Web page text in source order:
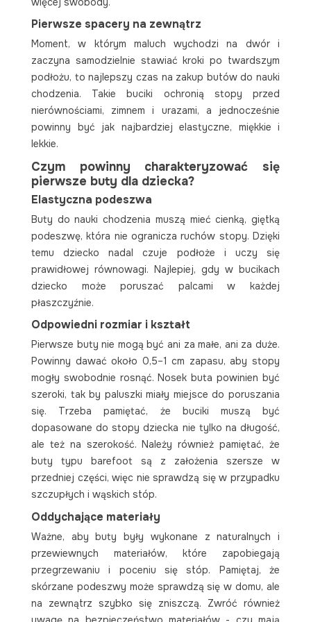
Pierwsze spacery na zewnątrz
Moment, w którym maluch wychodzi na dwór i
zaczyna samodzielnie stawiać kroki po twardszym
podłożu, to najlepszy czas na zakup butów do nauki
chodzenia. Takie buciki ochronią stopy przed
nierównościami, zimnem i urazami, a jednocześnie
powinny być jak najbardziej elastyczne, miękkie i
lekkie.
Czym powinny charakteryzować się
pierwsze buty dla dziecka?
Elastyczna podeszwa
Buty do nauki chodzenia muszą mieć cienką, giętką
podeszwę, która nie ogranicza ruchów stopy. Dzięki
temu dziecko nadal czuje podłoże i uczy się
prawidłowej równowagi. Najlepiej, gdy w bucikach
dziecko może poruszać palcami w każdej
płaszczyźnie.
Odpowiedni rozmiar i kształt
Pierwsze buty nie mogą być ani za małe, ani za duże.
Powinny dawać około 0,5–1 cm zapasu, aby stopy
mogły swobodnie rosnąć. Nosek buta powinien być
szeroki, tak by paluszki miały miejsce do poruszania
się. Trzeba pamiętać, że buciki muszą być
dopasowane do stopy dziecka nie tylko na długość,
ale też na szerokość. Należy również pamiętać, że
buty typu barefoot są z założenia szersze w
przedniej części, więc nie sprawdzą się w przypadku
szczupłych i wąskich stóp.
Oddychające materiały
Ważne, aby buty były wykonane z naturalnych i
przewiewnych materiałów, które zapobiegają
przegrzewaniu i poceniu się stóp. Pamiętaj, że
skórzane podeszwy może sprawdzą się w domu, ale
na zewnątrz szybko się zniszczą. Zwróć również